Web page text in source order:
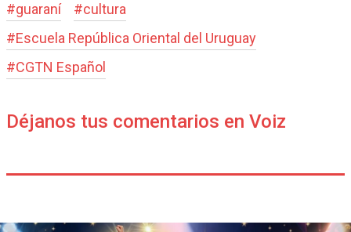
#guaraní #cultura
#Escuela República Oriental del Uruguay
#CGTN Español
Déjanos tus comentarios en Voiz